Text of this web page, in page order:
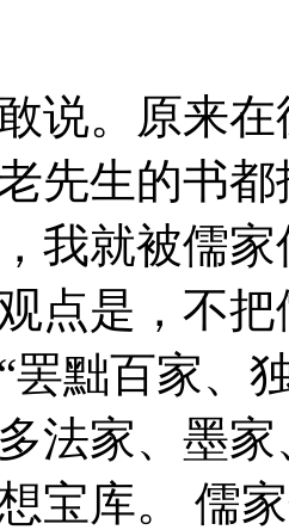
说。原来
先生的书
我就被儒
点是，不
罢黜百家、
法家、墨
宝库。 儒